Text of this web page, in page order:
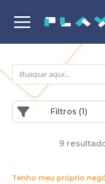
Filtros (1)
9
Tenho meu próprio